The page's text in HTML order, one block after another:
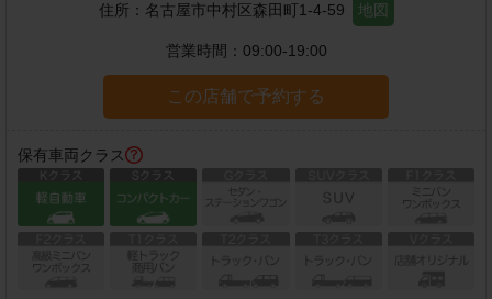
住所： 名古屋市中村区森田町1-4-59 地図
営業時間： 09:00-19:00
この店舗で予約する
保有車両クラス